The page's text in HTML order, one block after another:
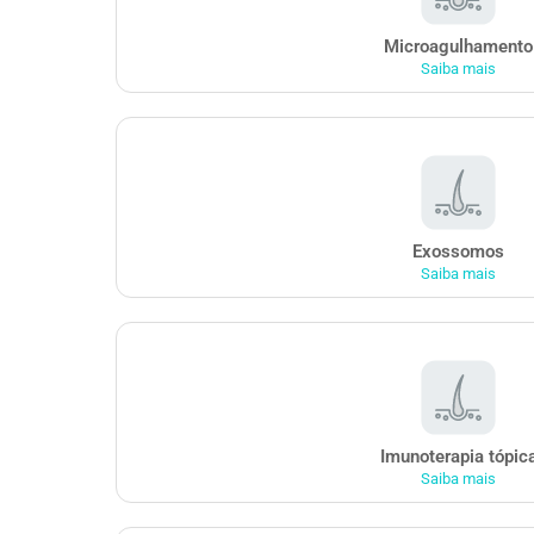
Microagulhamento
Saiba mais
Exossomos
Saiba mais
Imunoterapia
Saiba mais